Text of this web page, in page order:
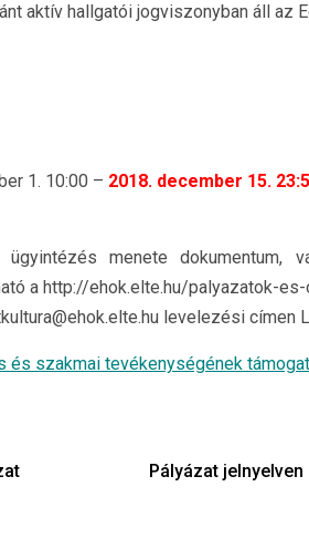
aktív hallgatói jogviszonyban áll az
1. 10:00 – 2018. december 15.
menete dokumentum,
a http://ehok.elte.hu/palyazatok-
levelezési címen
és szakmai tevékenységének
Pályázat